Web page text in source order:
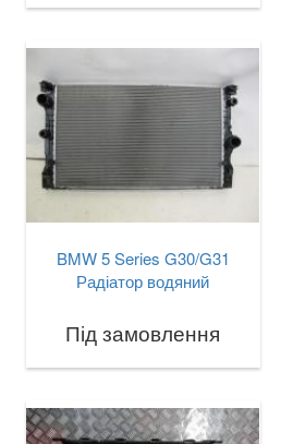
BMW 5 Series G30/G31
Радіатор водяний
Під замовлення